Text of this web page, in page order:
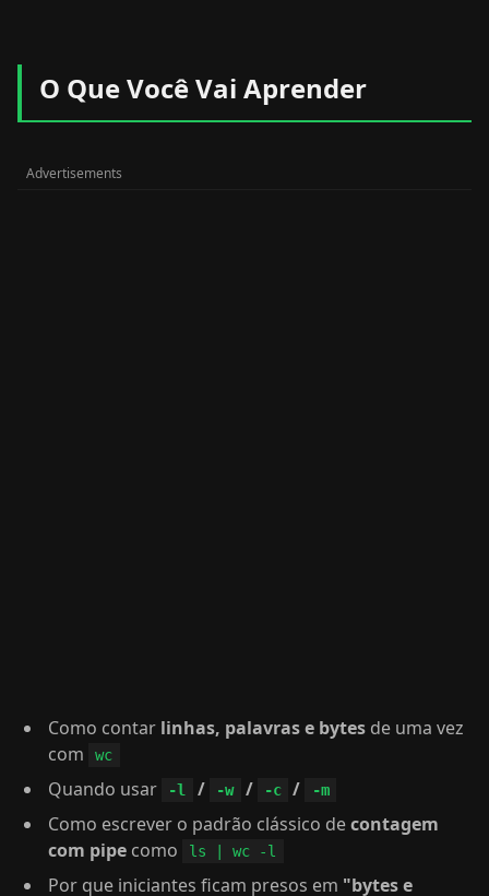
O Que Você Vai Aprender
Como contar linhas, palavras e bytes de uma vez
com
wc
Quando usar -l / -w / -c / -m
Como escrever o padrão clássico decontagem
com pipe como ls | wc -l
Por que iniciantes ficam presos em "bytes e